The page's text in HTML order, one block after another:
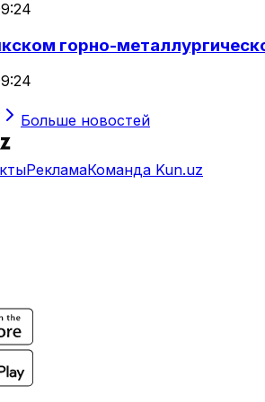
горно-
Больше новостей
РекламаКоманда Kun.uz